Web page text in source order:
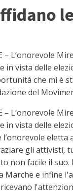
– L’onorevole
in vista delle
che mi è
del
– L’onorevole
in vista delle
l’onorevole
gli attivisti,
non facile il
Marche e infine